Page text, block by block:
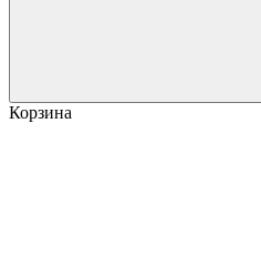
Корзина